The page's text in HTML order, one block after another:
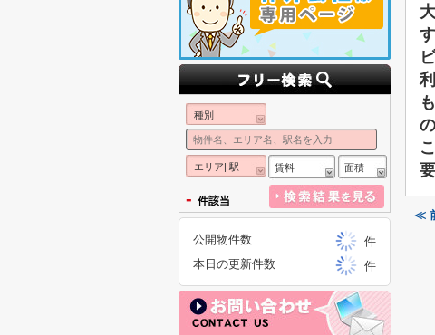
す
≪
種別
エリア| 駅 賃料 面積
- 件該当
公開物件数
件
本日の更新件数
件